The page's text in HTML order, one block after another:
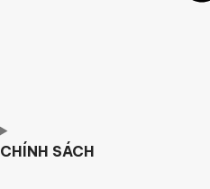
CHÍNH SÁCH